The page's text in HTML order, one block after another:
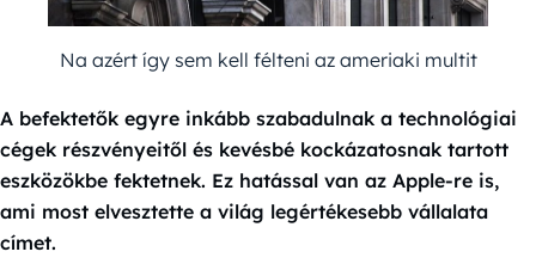
Na azért így sem kell félteni az ameriaki multit
A befektetők egyre inkább szabadulnak a technológiai
cégek részvényeitől és kevésbé kockázatosnak tartott
eszközökbe fektetnek. Ez hatással van az Apple-re is,
ami most elvesztette a világ legértékesebb vállalata
címet.